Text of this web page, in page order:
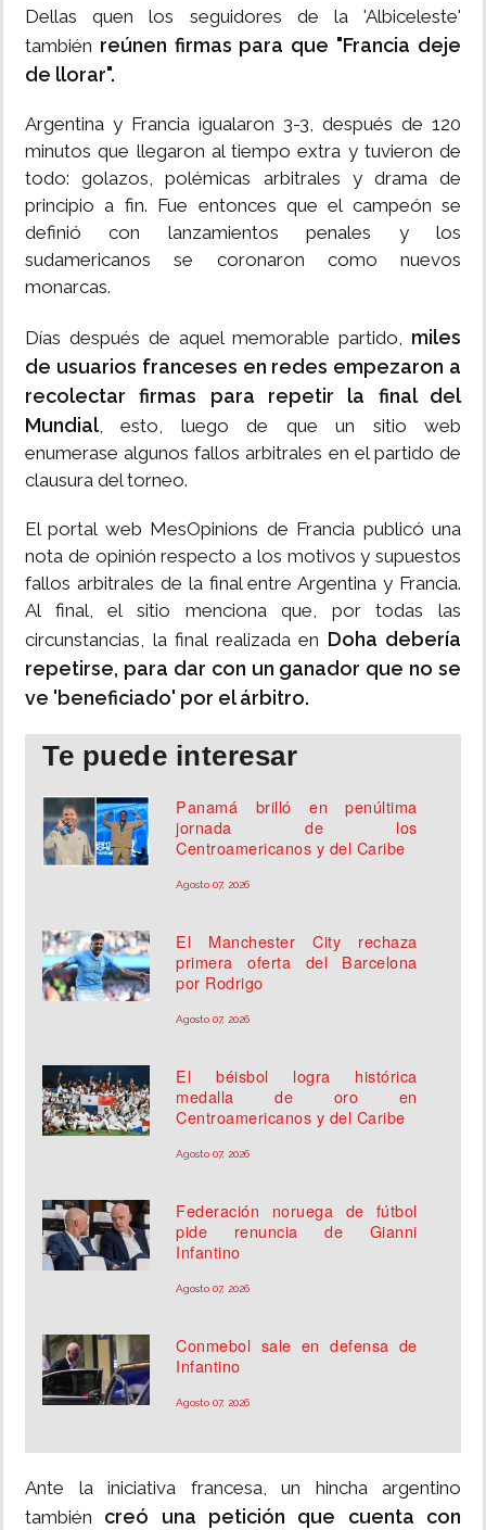
Dellas quen los seguidores de la 'Albiceleste'
también reúnen firmas para que "Francia deje
de llorar".
Argentina y Francia igualaron 3-3, después de 120
minutos que llegaron al tiempo extra y tuvieron de
todo: golazos, polémicas arbitrales y drama de
principio a fin. Fue entonces que el campeón se
definió con lanzamientos penales y los
sudamericanos se coronaron como nuevos
monarcas.
Días después de aquel memorable partido, miles
de usuarios franceses en redes empezaron a
recolectar firmas para repetir la final del
Mundial, esto, luego de que un sitio web
enumerase algunos fallos arbitrales en el partido de
clausura del torneo.
El portal web MesOpinions de Francia publicó una
nota de opinión respecto a los motivos y supuestos
fallos arbitrales de la final entre Argentina y Francia.
Al final, el sitio menciona que, por todas las
circunstancias, la final realizada en Doha debería
repetirse, para dar con un ganador que no se
ve 'beneficiado' por el árbitro.
Te puede interesar
Panamá brilló en penúltima
jornada de los
Centroamericanos y del Caribe
Agosto 07, 2026
El Manchester City rechaza
primera oferta del Barcelona
por Rodrigo
Agosto 07, 2026
El béisbol logra histórica
medalla de oro en
Centroamericanos y del Caribe
Agosto 07, 2026
Federación noruega de fútbol
pide renuncia de Gianni
Infantino
Agosto 07, 2026
Conmebol sale en defensa de
Infantino
Agosto 07, 2026
Ante la iniciativa francesa, un hincha argentino
también creó una petición que cuenta con